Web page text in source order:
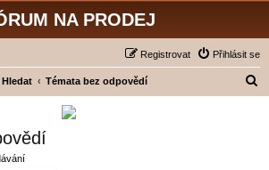
NA PRODEJ
Přihlásit se
Registrovat
Hledat Témata bez odpovědí